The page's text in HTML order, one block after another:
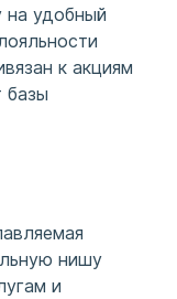
на удобный
к акциям
базы
нишу
и